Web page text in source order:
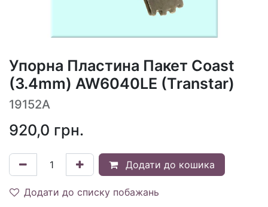
Упорна Пластина Пакет Coast
(3.4mm) AW6040LE (Transtar)
19152A
920,0 грн.
Додати до кошика
Додати до списку побажань